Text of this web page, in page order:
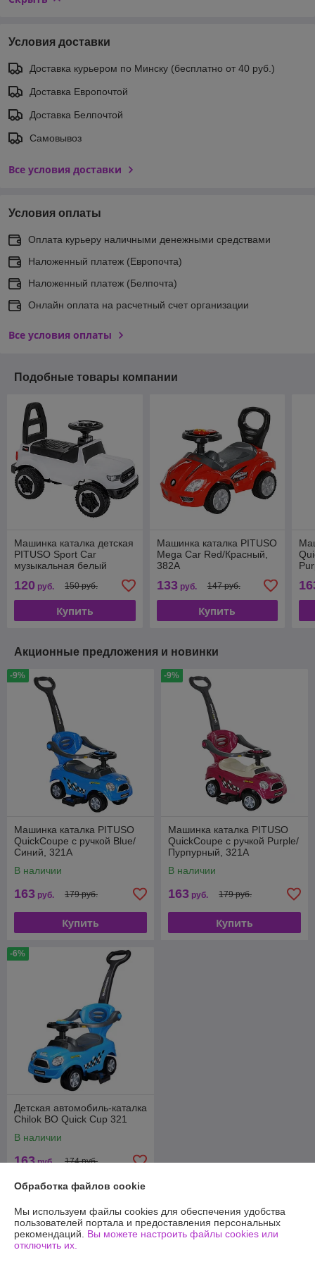
Условия доставки
Доставка курьером по Минску (бесплатно от 40 руб.)
Доставка Европочтой
Доставка Белпочтой
Самовывоз
Все условия доставки
Условия оплаты
Оплата курьеру наличными денежными средствами
Наложенный платеж (Европочта)
Наложенный платеж (Белпочта)
Онлайн оплата на расчетный счет организации
Все условия оплаты
Подобные товары компании
Машинка каталка детская
PITUSO Sport Car
музыкальная белый
120 руб. 150 руб.
Купить
Машинка каталка PITUSO
Mega Car Red/Красный,
382A
133руб. 147 руб.
Купить
Акционные предложения и новинки
-9%
Машинка каталка PITUSO
QuickCoupe с ручкой Blue/
Синий, 321А
В наличии
163 руб. 179 руб.
Купить
-9%
Машинка каталка PITUSO
QuickCoupe с ручкой Purple/
Пурпурный, 321А
В наличии
163 руб. 179 руб.
Купить
-6%
Детская автомобиль-каталка
Chilok BO Quick Cup 321
В наличии
163руб. 174 руб.
Купить
О нас
Обработка файлов cookie
Мы используем файлы cookies для обеспечения удобства
пользователей портала и предоставления персональных
рекомендаций. Вы можете настроить файлы cookies или
отключить их.